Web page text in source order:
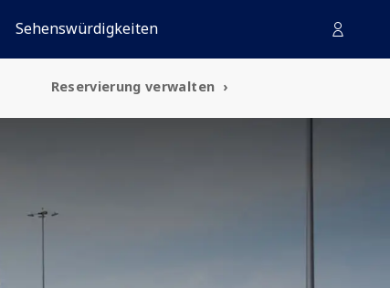
Sehenswürdigkeiten
Reservierung verwalten